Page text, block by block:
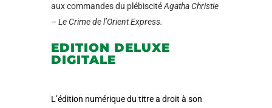
aux commandes du plébiscitéAgatha Christie
– Le Crime de l’Orient Express.
EDITION DELUXE
DIGITALE
L’édition numérique du titre a droit à son